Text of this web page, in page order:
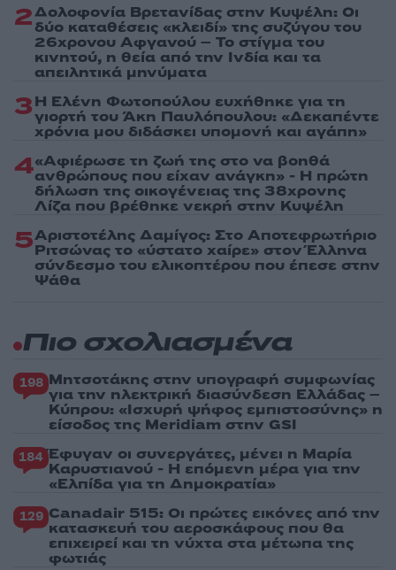
2Δολοφονία Βρετανίδας στην Κυψέλη: Οι
δύο καταθέσεις «κλειδί» της συζύγου του
26χρονου Αφγανού – Το στίγμα του
κινητού, η θεία από την Ινδία και τα
απειλητικά μηνύματα
3Η Ελένη Φωτοπούλου ευχήθηκε για τη
γιορτή του Άκη Παυλόπουλου: «Δεκαπέντε
χρόνια μου διδάσκει υπομονή και αγάπη»
4«Αφιέρωσε τη ζωή της στο να βοηθά
ανθρώπους που είχαν ανάγκη» - Η πρώτη
δήλωση της οικογένειας της 38χρονης
Λίζα που βρέθηκε νεκρή στην Κυψέλη
5Αριστοτέλης Δαμίγος: Στο Αποτεφρωτήριο
Ριτσώνας το «ύστατο χαίρε» στον Έλληνα
σύνδεσμο του ελικοπτέρου που έπεσε στην
Ψάθα
Πιο σχολιασμένα
198 Μητσοτάκης στην υπογραφή συμφωνίας
για την ηλεκτρική διασύνδεση Ελλάδας –
Κύπρου: «Ισχυρή ψήφος εμπιστοσύνης» η
είσοδος της Meridiam στην GSI
184 Έφυγαν οι συνεργάτες, μένει η Μαρία
Καρυστιανού - Η επόμενη μέρα για την
«Ελπίδα για τη Δημοκρατία»
129 Canadair 515: Οι πρώτες εικόνες από την
κατασκευή του αεροσκάφους που θα
επιχειρεί και τη νύχτα στα μέτωπα της
φωτιάς